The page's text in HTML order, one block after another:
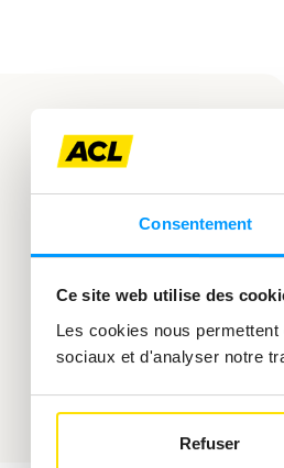
Consentement
Ce site web utilise des
Les cookies nous
sociaux et d'analyser notre
Refuser